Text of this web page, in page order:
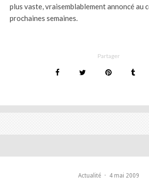
plus vaste, vraisemblablement annoncé au
prochaines semaines.
Partager
Actualité · 4 mai 2009